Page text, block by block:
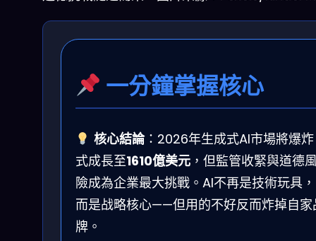
一分鐘掌握核心
核心結論：2026年生成式AI市場將爆炸
式成長至1610億美元 ，但監管收緊與道德
險成為企業最大挑戰。AI不再是技術玩具，
而是战略核心——但用的不好反而炸掉自家
牌。